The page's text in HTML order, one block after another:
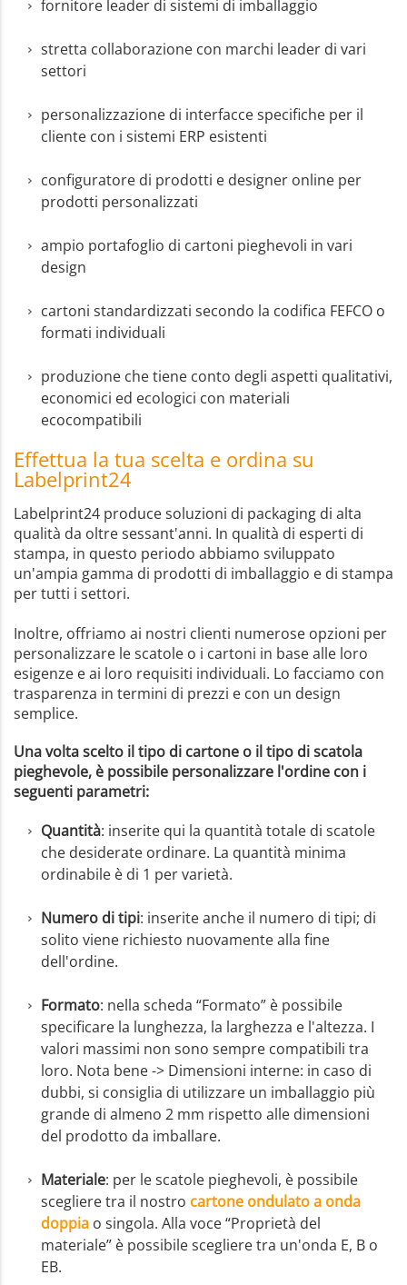
fornitore leader di sistemi di imballaggio
stretta collaborazione con marchi leader di vari
settori
personalizzazione di interfacce specifiche per il
cliente con i sistemi ERP esistenti
configuratore di prodotti e designer online per
prodotti personalizzati
ampio portafoglio di cartoni pieghevoli in vari
design
cartoni standardizzati secondo la codifica FEFCO o
formati individuali
produzione che tiene conto degli aspetti qualitativi,
economici ed ecologici con materiali
ecocompatibili
Effettua la tua scelta e ordina su
Labelprint24
Labelprint24 produce soluzioni di packaging di alta
qualità da oltre sessant'anni. In qualità di esperti di
stampa, in questo periodo abbiamo sviluppato
un'ampia gamma di prodotti di imballaggio e di stampa
per tutti i settori.
Inoltre, offriamo ai nostri clienti numerose opzioni per
personalizzare le scatole o i cartoni in base alle loro
esigenze e ai loro requisiti individuali. Lo facciamo con
trasparenza in termini di prezzi e con un design
semplice.
Una volta scelto il tipo di cartone o il tipo di scatola
pieghevole, è possibile personalizzare l'ordine con i
seguenti parametri:
Quantità: inserite qui la quantità totale di scatole
che desiderate ordinare. La quantità minima
ordinabile è di 1 per varietà.
Numero di tipi: inserite anche il numero di tipi; di
solito viene richiesto nuovamente alla fine
dell'ordine.
Formato: nella scheda “Formato” è possibile
specificare la lunghezza, la larghezza e l'altezza. I
valori massimi non sono sempre compatibili tra
loro. Nota bene -> Dimensioni interne: in caso di
dubbi, si consiglia di utilizzare un imballaggio più
grande di almeno 2 mm rispetto alle dimensioni
del prodotto da imballare.
Materiale: per le scatole pieghevoli, è possibile
scegliere tra il nostro cartone ondulato a onda
doppia o singola. Alla voce “Proprietà del
materiale” è possibile scegliere tra un'onda E, B o
EB.